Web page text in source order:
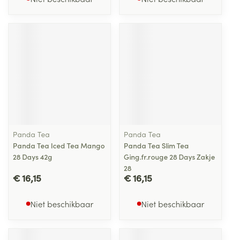
Panda Tea
Panda Tea Iced Tea Mango
28 Days 42g
€ 16,15
Niet beschikbaar
Panda Tea
Panda Tea Slim Tea
Ging.fr.rouge 28 Days Zakje
28
€ 16,15
Niet beschikbaar